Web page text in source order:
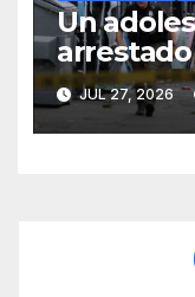
Un
deJUL 27, 2026